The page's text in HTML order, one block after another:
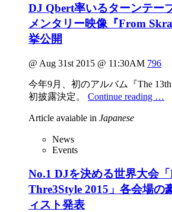
DJ Qbert率いるターンテー
メンタリー映像『From
挙公開
@ Aug 31st 2015 @ 11:30AM 796
今年9月、初のアルバム『The
初披露決定。 Continue reading …
Article avaiable in Japanese
News
Events
No.1 DJを決める世界大会
Thre3Style 2015」各会場の
ィスト発表